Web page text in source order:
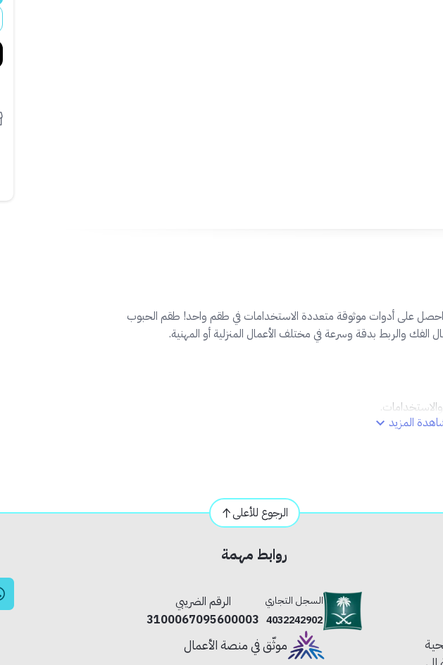
احترافي لكل مهمةاحصل على أدوات موثوقة متعددة الاستخدامات في طقم واحد! طقم الحبوب
الأثاث.
المزيد
الرجوع للأعلى
روابط مهمة
السجل التجاري
4032242902
الرقم الضريبي
3100067095600003
موثّق في منصة الأعمال